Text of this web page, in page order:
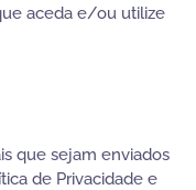
aceda e/ou utilize
que sejam enviados
de Privacidade e